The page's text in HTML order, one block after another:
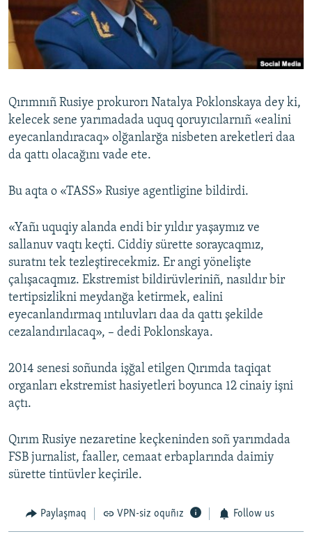
Русский
Українською
RFE/RS bütün saytları
Qırımnıñ Rusiye prokurorı Natalya Poklonskaya dey ki,
kelecek sene yarımadada uquq qoruyıcılarnıñ «ealini
eyecanlandıracaq» olğanlarğa nisbeten areketleri daa
da qattı olacağını vade ete.
Bu aqta o «TASS» Rusiye agentligine bildirdi.
«Yañı uquqiy alanda endi bir yıldır yaşaymız ve
sallanuv vaqtı keçti. Ciddiy sürette soraycaqmız,
suratnı tek tezleştirecekmiz. Er angi yönelişte
çalışacaqmız. Ekstremist bildirüvleriniñ, nasıldır bir
tertipsizlikni meydanğa ketirmek, ealini
eyecanlandırmaq ıntıluvları daa da qattı şekilde
cezalandırılacaq», – dedi Poklonskaya.
2014 senesi soñunda işğal etilgen Qırımda taqiqat
organları ekstremist hasiyetleri boyunca 12 cinaiy işni
açtı.
Qırım Rusiye nezaretine keçkeninden soñ yarımdada
FSB jurnalist, faaller, cemaat erbaplarında daimiy
sürette tintüvler keçirile.
Paylaşmaq VPN-siz oquñız Follow us